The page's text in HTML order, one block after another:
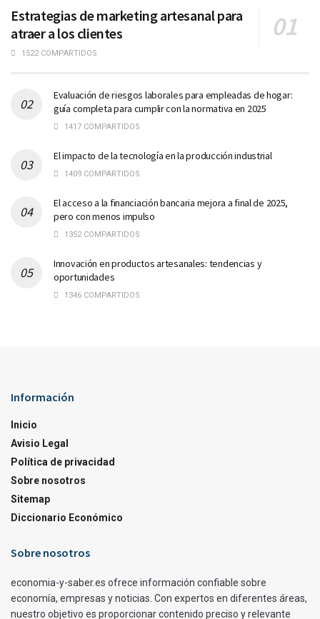
Estrategias de marketing artesanal para
atraer a los clientes
1522 COMPARTIDOS
Evaluación de riesgos laborales para empleadas de hogar:
guía completa para cumplir con la normativa en 2025
1417 COMPARTIDOS
El impacto de la tecnología en la producción industrial
1409 COMPARTIDOS
El acceso a la financiación bancaria mejora a final de 2025,
pero con menos impulso
1352 COMPARTIDOS
Innovación en productos artesanales: tendencias y
oportunidades
1346 COMPARTIDOS
Información
Inicio
Avisio Legal
Política de privacidad
Sobre nosotros
Sitemap
Diccionario Económico
Sobre nosotros
economia-y-saber.es ofrece información confiable sobre
economía, empresas y noticias. Con expertos en diferentes áreas,
nuestro objetivo es proporcionar contenido preciso y relevante